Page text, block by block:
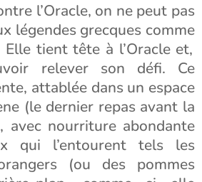
l’Oracle, on ne peut pas
légendes grecques comme
Elle tient tête à l’Oracle et,
relever son défi. Ce
attablée dans un espace
(le dernier repas avant la
nourriture abondante
qui l’entourent tels les
(ou des pommes